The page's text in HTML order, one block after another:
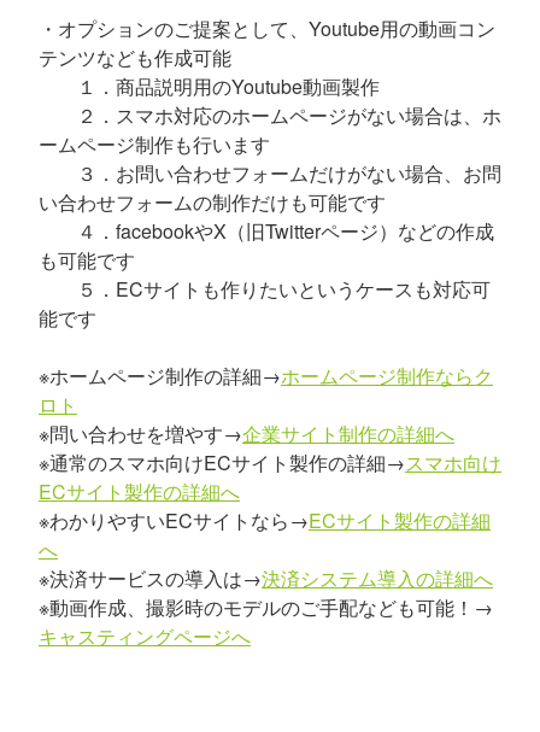
・オプションのご提案として、Youtube用の動画コン
テンツなども作成可能
１．商品説明用のYoutube動画製作
２．スマホ対応のホームページがない場合は、ホ
ームページ制作も行います
３．お問い合わせフォームだけがない場合、お問
い合わせフォームの制作だけも可能です
４．facebookやX（旧Twitterページ）などの作成
も可能です
５．ECサイトも作りたいというケースも対応可
能です
※ホームページ制作の詳細→ホームページ制作ならク
ロト
※問い合わせを増やす→企業サイト制作の詳細へ
※通常のスマホ向けECサイト製作の詳細→スマホ向け
ECサイト製作の詳細へ
※わかりやすいECサイトなら→ECサイト製作の詳細
へ
※決済サービスの導入は→決済システム導入の詳細へ
※動画作成、撮影時のモデルのご手配なども可能！→
キャスティングページへ